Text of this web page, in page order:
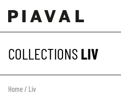
COLLECTIONSLIV
Home/ Liv